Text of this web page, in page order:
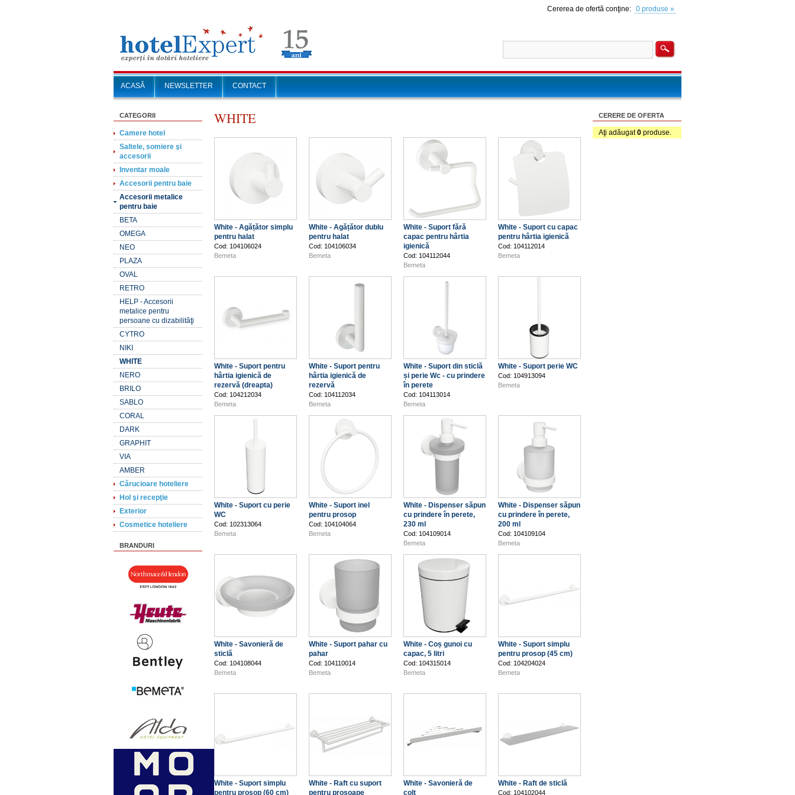
Cererea de ofertă conţine: 0 produse »
ACASĂ NEWSLETTER CONTACT
CATEGORII
Camere hotel
Saltele, somiere şi
accesorii
Inventar moale
Accesorii pentru baie
Accesorii metalice
pentru baie
BETA
OMEGA
NEO
PLAZA
OVAL
RETRO
HELP - Accesorii
metalice pentru
persoane cu dizabilităţi
CYTRO
NIKI
WHITE
NERO
BRILO
SABLO
CORAL
DARK
GRAPHIT
VIA
AMBER
Cărucioare hoteliere
Hol şi recepţie
Exterior
Cosmetice hoteliere
BRANDURI
WHITE
White - Agățător simplu
pentru halat
Cod: 104106024
Bemeta
White - Agățător dublu
pentru halat
Cod: 104106034
Bemeta
White - Suport fără
capac pentru hârtia
igienică
Cod: 104112044
Bemeta
White - Suport cu capac
pentru hârtia igienică
Cod: 104112014
Bemeta
White - Suport pentru
hârtia igienică de
rezervă (dreapta)
Cod: 104212034
Bemeta
White - Suport pentru
hârtia igienică de
rezervă
Cod: 104112034
Bemeta
White - Suport din sticlă
și perie Wc - cu prindere
în perete
Cod: 104113014
Bemeta
White - Suport perie WC
Cod: 104913094
Bemeta
White - Suport cu perie
WC
Cod: 102313064
Bemeta
White - Suport inel
pentru prosop
Cod: 104104064
Bemeta
White - Dispenser săpun
cu prindere în perete,
230 ml
Cod: 104109014
Bemeta
White - Dispenser săpun
cu prindere în perete,
200 ml
Cod: 104109104
Bemeta
White - Savonieră de
sticlă
Cod: 104108044
Bemeta
White - Suport pahar cu
pahar
Cod: 104110014
Bemeta
White - Coș gunoi cu
capac, 5 litri
Cod: 104315014
Bemeta
White - Suport simplu
pentru prosop (45 cm)
Cod: 104204024
Bemeta
White - Suport simplu
pentru prosop (60 cm)
White - Raft cu suport
pentru prosoape
White - Savonieră de
colț
White - Raft de sticlă
Cod: 104102044
CERERE DE OFERTA
Aţi adăugat0 produse.